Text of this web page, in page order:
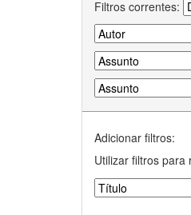
Filtros correntes:
Adicionar filtros:
Utilizar filtros para